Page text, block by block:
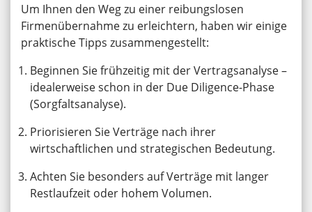
Um Ihnen den Weg zu einer reibungslosen
Firmenübernahme zu erleichtern, haben wir einige
praktische Tipps zusammengestellt:
Beginnen Sie frühzeitig mit der Vertragsanalyse –
idealerweise schon in der Due Diligence-Phase
(Sorgfaltsanalyse).
Priorisieren Sie Verträge nach ihrer
wirtschaftlichen und strategischen Bedeutung.
Achten Sie besonders auf Verträge mit langer
Restlaufzeit oder hohem Volumen.